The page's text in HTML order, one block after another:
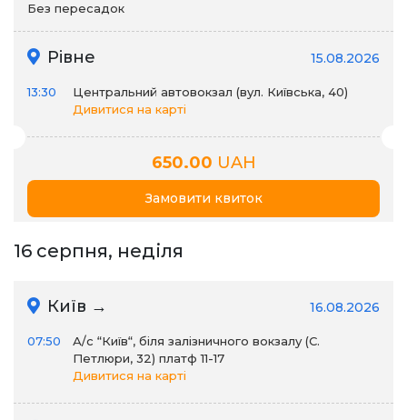
Без пересадок
Рівне 15.08.2026
13:30
Центральний автовокзал (вул. Київська, 40)
Дивитися на карті
650.00 UAH
Замовити квиток
16 серпня, неділя
Київ → 16.08.2026
07:50
А/c “Київ“, біля залізничного вокзалу (С.
Петлюри, 32) платф 11-17
Дивитися на карті